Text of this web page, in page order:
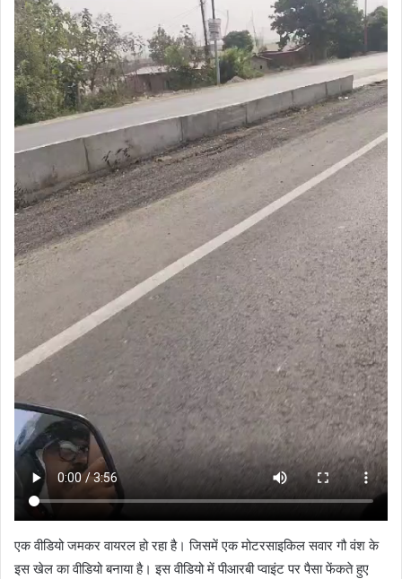
एक वीडियो जमकर वायरल हो रहा है। जिसमें एक मोटरसाइकिल सवार गौ वंश के
इस खेल का वीडियो बनाया है। इस वीडियो में पीआरबी प्वाइंट पर पैसा फेंकते हुए